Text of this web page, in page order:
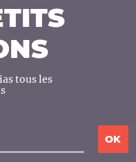
tous les